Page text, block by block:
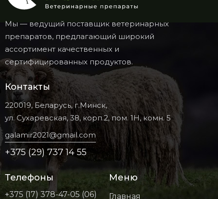
Мы — ведущий поставщик ветеринарных
препаратов, предлагающий широкий
ассортимент качественных и
сертифицированных продуктов.
Контакты
220019, Беларусь, г.Минск,
ул. Сухаревская, 38, корп.2, пом. 1Н, комн. 5
galamir2021@gmail.com
+375 (29) 737 14 55
Телефоны
+375 (17) 378-47-05 (06)
Меню
Главная